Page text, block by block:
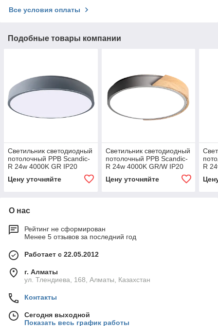
Все условия оплаты
Подобные товары компании
Светильник светодиодный
потолочный PPB Scandic-
R 24w 4000K GR IP20
Цену уточняйте
Светильник светодиодный
потолочный PPB Scandic-
R 24w 4000K GR/W IP20
Цену уточняйте
R
О нас
Рейтинг не сформирован
Менее 5 отзывов за последний год
Работает с 22.05.2012
г. Алматы
ул. Тлендиева, 168, Алматы, Казахстан
Контакты
Сегодня выходной
Показать весь график работы